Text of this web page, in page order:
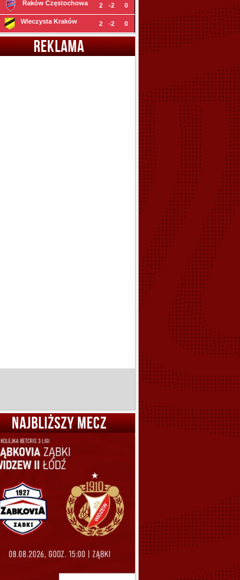
Raków Częstochowa 2 -2 0
Wieczysta Kraków 2 -2 0
REKLAMA
NAJBLIŻSZY MECZ